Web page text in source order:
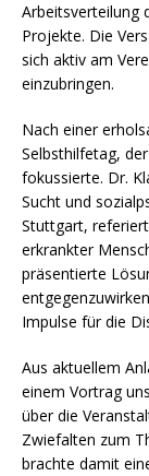
Arbeitsverteilung
Projekte. Die
sich aktiv am
einzubringen.
Nach einer
Selbsthilfetag,
fokussierte. Dr.
Sucht und
Stuttgart,
erkrankter
präsentierte
Impulse für die
Aus aktuellem
einem Vortrag
über die
Zwiefalten zum
brachte damit